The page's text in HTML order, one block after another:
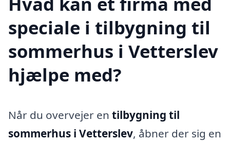
speciale i tilbygning til
sommerhus i Vetterslev
hjælpe med?
Når du overvejer en tilbygning til
sommerhus i Vetterslev, åbner der sig en